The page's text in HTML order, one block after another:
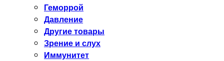
Геморрой
Давление
Другие товары
Зрение и слух
Иммунитет